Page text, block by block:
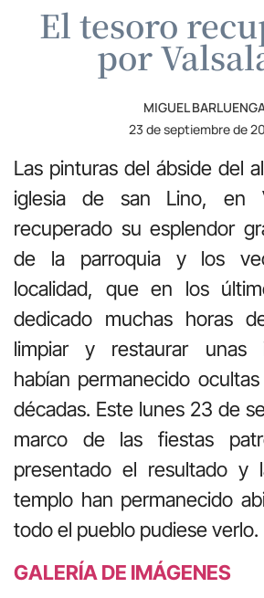
El tesoro
por
MIGUEL
23 de septiembre de
Las pinturas del ábside del
iglesia de san Lino, en
recuperado su esplendor
de la parroquia y los
localidad, que en los
dedicado muchas horas
limpiar y restaurar unas
habían permanecido
décadas. Este lunes 23 de
marco de las fiestas
presentado el resultado y
templo han permanecido
todo el pueblo pudiese verlo.
GALERÍA DE IMÁGENES